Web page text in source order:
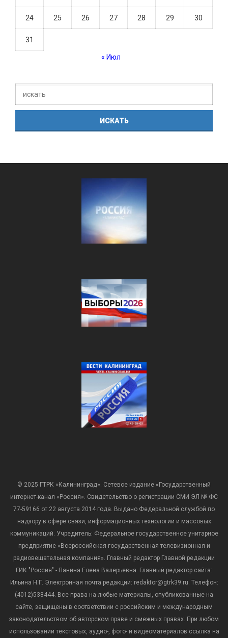
24 25 26 27 28 29 30
31
« Июл
© 2025 ГТРК «Калининград». Сетевое издание «Государственный
интернет-канал «Россия». Свидетельство о регистрации СМИ ЭЛ № ФС
77-59166 от 22 августа 2014 года. Выдано Федеральной службой по
надзору в сфере связи, информационных технологий и массовых
коммуникаций. Учредитель: Федеральное государственное унитарное
предприятие «Всероссийская государственная телевизионная и
радиовещательная компания». Главный редактор Главной редакции
ГИК "Россия" - Панина Елена Валерьевна. Главный редактор сайта:
Ильина Н.Г. Электронная почта редакции: redaktor@gtrk39.ru. Телефон:
(4012)538444. Все права на любые материалы, опубликованные на
сайте, защищены в соответствии с российским и международным
законодательством об авторском праве и смежных правах. При любом
использовании текстовых, аудио-, фото- и видеоматериалов ссылка на